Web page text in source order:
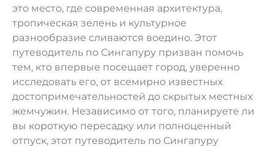
это место, где современная архитектура,
тропическая зелень и культурное
разнообразие сливаются воедино. Этот
путеводитель по Сингапуру призван помочь
тем, кто впервые посещает город, уверенно
исследовать его, от всемирно известных
достопримечательностей до скрытых местных
жемчужин. Независимо от того, планируете ли
вы короткую пересадку или полноценный
отпуск, этот путеводитель по Сингапуру